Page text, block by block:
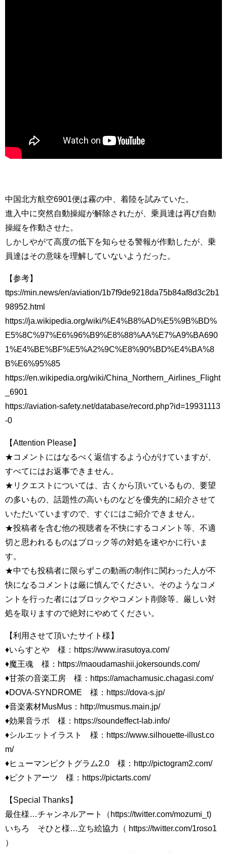
中国北方航空6901便は霧の中、着陸を試みていた。
進入中に突然自動操縦が解除されたが、乗員達は再び自動
操縦を作動させた。
しかしやがて高度の低下を知らせる警報が作動したが、乗
員達はその意味を理解していないようだった。
【参考】
ttps://min.news/en/aviation/1b7f9de9218da75b84af8d3c2b1
98952.html
https://ja.wikipedia.org/wiki/%E4%B8%AD%E5%9B%BD%
E5%8C%97%E6%96%B9%E8%88%AA%E7%A9%BA690
1%E4%BE%BF%E5%A2%9C%E8%90%BD%E4%BA%8
B%E6%95%85
https://en.wikipedia.org/wiki/China_Northern_Airlines_Flight
_6901
https://aviation-safety.net/database/record.php?id=19931113
-0
【Attention Please】
★コメントにはなるべく返信するよう心がけていますが、
すべてにはお返事できません。
★リクエストについては、古くから頂いているもの、要望
の多いもの、話題性の高いものなどを優先的に紹介させて
いただいていますので、すぐにはご紹介できません。
★投稿者を含む他の視聴者を不快にするコメント等、不適
切と思われるものはブロック等の対処を速やかに行いま
す。
★中でも投稿者に限らずこの動画の制作に関わった人が不
快になるコメントは厳に慎んでください。そのようなコメ
ントを行った者にはブロックやコメント削除等、厳しい対
処を取りますので絶対にやめてください。
【利用させて頂いたサイト様】
♦いらすとや 様：https://www.irasutoya.com/
♦魔王魂 様：https://maoudamashii.jokersounds.com/
♦甘茶の音楽工房 様：https://amachamusic.chagasi.com/
♦DOVA-SYNDROME 様：https://dova-s.jp/
♦音楽素材MusMus：http://musmus.main.jp/
♦効果音ラボ 様：https://soundeffect-lab.info/
♦シルエットイラスト 様：https://www.silhouette-illust.co
m/
♦ヒューマンピクトグラム2.0 様：http://pictogram2.com/
♦ピクトアーツ 様：https://pictarts.com/
【Special Thanks】
最住様…チャンネルアート（https://twitter.com/mozumi_t)
いちろ そひと様…立ち絵協力（ https://twitter.com/1roso1
）